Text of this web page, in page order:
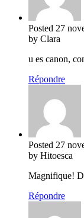
Posted 27
by Clara
u es canon,
Répondre
Posted 27
by Hitoesca
Magnifique!
Répondre